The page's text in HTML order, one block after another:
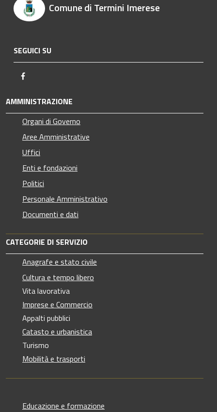
Comune di Termini Imerese
SEGUICI SU
AMMINISTRAZIONE
Organi di Governo
Aree Amministrative
Uffici
Enti e fondazioni
Politici
Personale Amministrativo
Documenti e dati
CATEGORIE DI SERVIZIO
Anagrafe e stato civile
Cultura e tempo libero
Vita lavorativa
Imprese e Commercio
Appalti pubblici
Catasto e urbanistica
Turismo
Mobilità e trasporti
Educazione e formazione